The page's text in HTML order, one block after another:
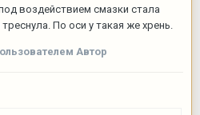
воздействием смазки стала
По оси у такая же хрень.
Автор